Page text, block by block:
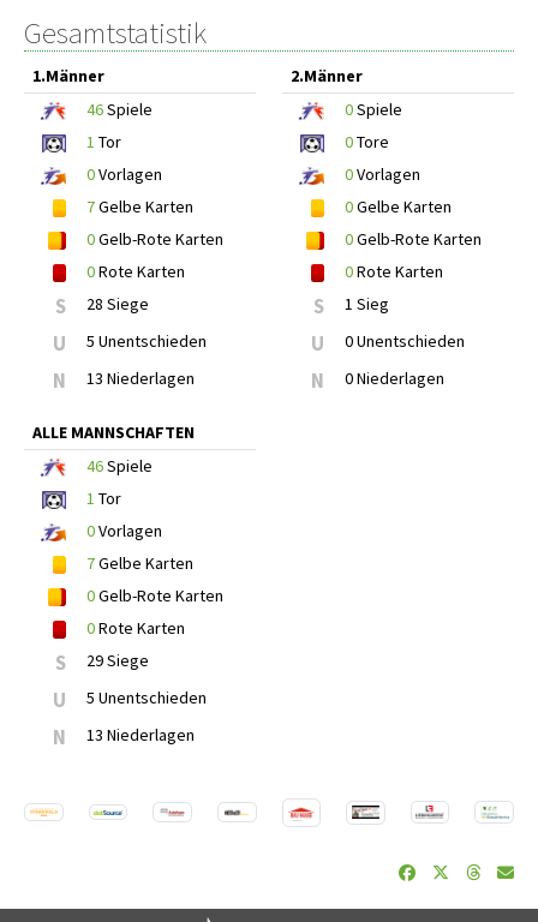
Gesamtstatistik
1.Männer
46Spiele
1 Tor
0Vorlagen
7Gelbe Karten
0Gelb-Rote Karten
0Rote Karten
S 28 Siege
U 5 Unentschieden
N 13 Niederlagen
2.Männer
0Spiele
0Tore
0Vorlagen
0Gelbe Karten
0Gelb-Rote Karten
0Rote Karten
S 1 Sieg
U 0 Unentschieden
N 0 Niederlagen
ALLE MANNSCHAFTEN
46Spiele
1 Tor
0Vorlagen
7Gelbe Karten
0Gelb-Rote Karten
0Rote Karten
S 29 Siege
U 5 Unentschieden
N 13 Niederlagen